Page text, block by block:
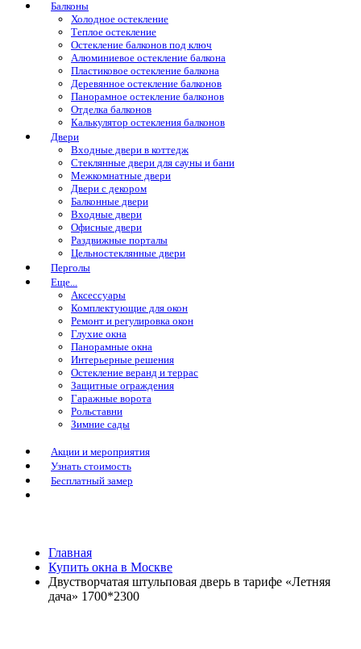
Балконы
Холодное остекление
Теплое остекление
Остекление балконов под ключ
Алюминиевое остекление балкона
Пластиковое остекление балкона
Деревянное остекление балконов
Панорамное остекление балконов
Отделка балконов
Калькулятор остекления балконов
Двери
Входные двери в коттедж
Стеклянные двери для сауны и бани
Межкомнатные двери
Двери с декором
Балконные двери
Входные двери
Офисные двери
Раздвижные порталы
Цельностеклянные двери
Перголы
Еще...
Аксессуары
Комплектующие для окон
Ремонт и регулировка окон
Глухие окна
Панорамные окна
Интерьерные решения
Остекление веранд и террас
Защитные ограждения
Гаражные ворота
Рольставни
Зимние сады
Акции и мероприятия
Узнать стоимость
Бесплатный замер
Главная
Купить окна в Москве
Двустворчатая штульповая дверь в тарифе «Летняя
дача» 1700*2300